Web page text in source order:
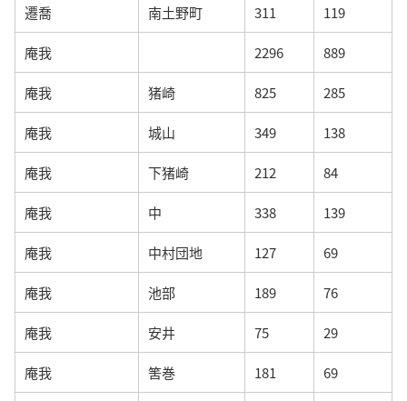
遷喬 南土野町 311 119
庵我 2296 889
庵我 猪崎 825 285
庵我 城山 349 138
庵我 下猪崎 212 84
庵我 中 338 139
庵我 中村団地 127 69
庵我 池部 189 76
庵我 安井 75 29
庵我 筈巻 181 69